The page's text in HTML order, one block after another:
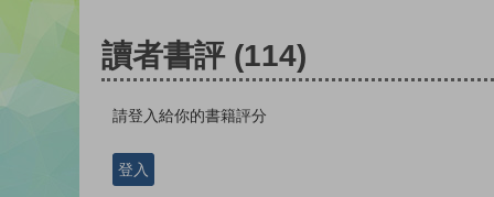
讀者書評 (114)
請登入給你的書籍評分
登入